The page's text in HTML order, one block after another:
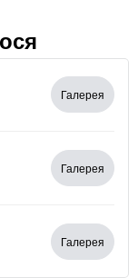
Галерея
Галерея
Галерея